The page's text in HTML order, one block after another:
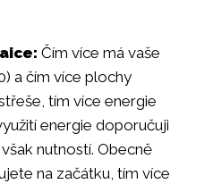
Čím více má vaše
a čím více plochy
tím více energie
energie doporučuji
nutností. Obecně
na začátku, tím více